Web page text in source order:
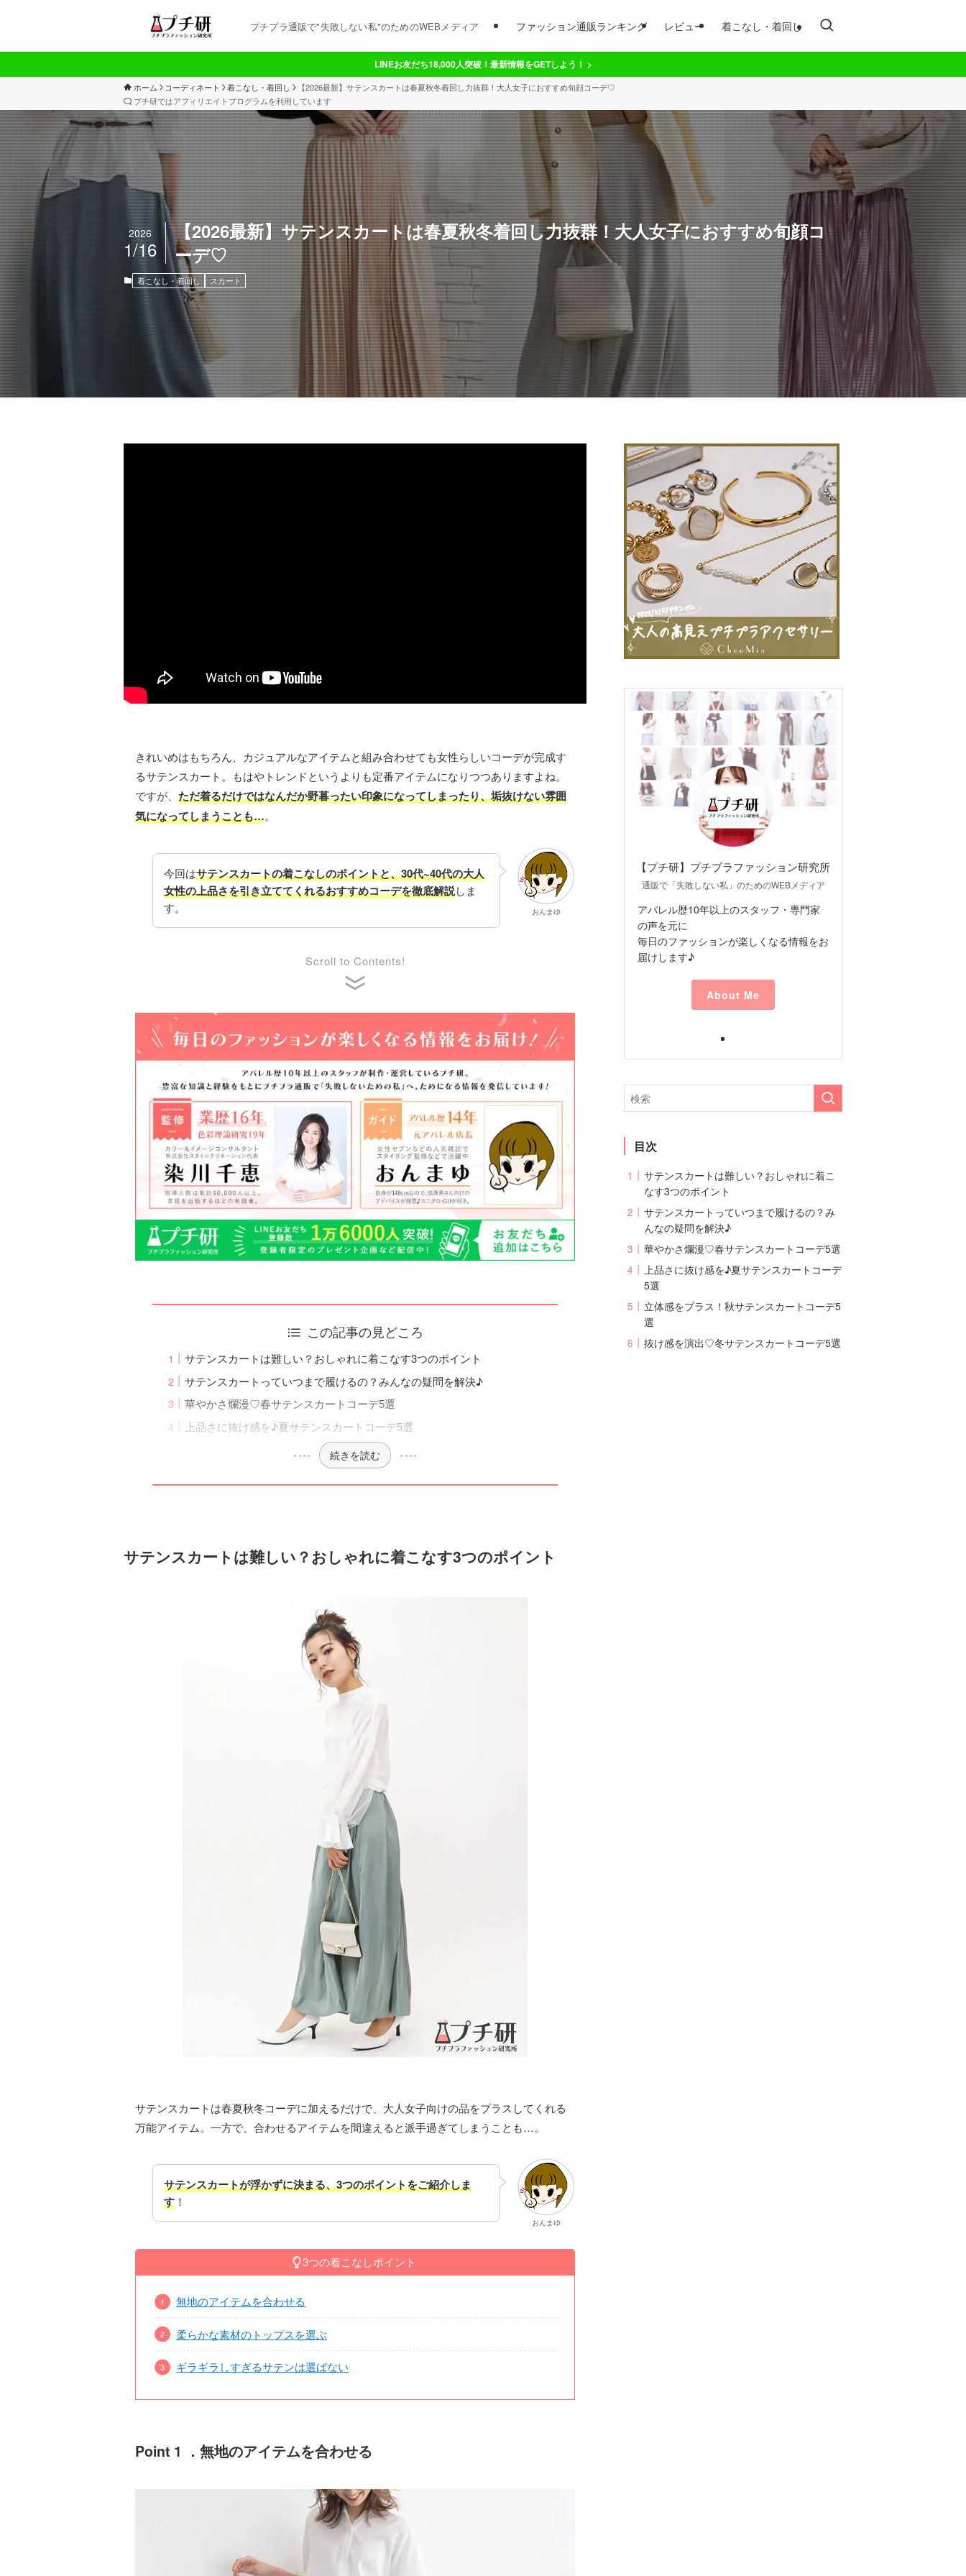
プチプラ通販で"失敗しない私"のためのWEBメディア ファッション通販ランキング レビュー 着こなし・着回し
LINEお友だち18,000人突破！最新情報をGETしよう！ >
ホーム コーディネート 着こなし・着回し
【2026最新】サテンスカートは春夏秋冬着回し力抜群！大人女子におすすめ旬顔コーデ♡
プチ研ではアフィリエイトプログラムを利用しています
【2026最新】サテンスカートは春夏秋冬着回し力抜群！大人女子におすすめ旬顔コ
ーデ♡
2026
1/16
着こなし・着回し スカート
きれいめはもちろん、カジュアルなアイテムと組み合わせても女性らしいコーデが完成す
るサテンスカート。もはやトレンドというよりも定番アイテムになりつつありますよね。
ですが、 ただ着るだけではなんだか野暮ったい印象になってしまったり、垢抜けない雰囲
気になってしまうことも…。
おんまゆ
今回はサテンスカートの着こなしのポイントと、30代~40代の大人
女性の上品さを引き立ててくれるおすすめコーデを徹底解説しま
す。
Scroll to Contents!
この記事の見どころ
サテンスカートは難しい？おしゃれに着こなす3つのポイント
サテンスカートっていつまで履けるの？みんなの疑問を解決♪
華やかさ爛漫♡春サテンスカートコーデ5選
上品さに抜け感を♪夏サテンスカートコーデ5選
続きを読む
サテンスカートは難しい？おしゃれに着こなす3つのポイント
サテンスカートは春夏秋冬コーデに加えるだけで、大人女子向けの品をプラスしてくれる
万能アイテム。一方で、合わせるアイテムを間違えると派手過ぎてしまうことも…。
おんまゆ
サテンスカートが浮かずに決まる、3つのポイントをご紹介しま
す ！
3つの着こなしポイント
無地のアイテムを合わせる
柔らかな素材のトップスを選ぶ
ギラギラしすぎるサテンは選ばない
Point 1 ．無地のアイテムを合わせる
【プチ研】プチプラファッション研究所
通販で「失敗しない私」のためのWEBメディア
アパレル歴10年以上のスタッフ・専門家
の声を元に
毎日のファッションが楽しくなる情報をお
届けします♪
About Me
目次
サテンスカートは難しい？おしゃれに着こ
なす3つのポイント
サテンスカートっていつまで履けるの？み
んなの疑問を解決♪
華やかさ爛漫♡春サテンスカートコーデ5選
上品さに抜け感を♪夏サテンスカートコーデ
5選
立体感をプラス！秋サテンスカートコーデ5
選
抜け感を演出♡冬サテンスカートコーデ5選